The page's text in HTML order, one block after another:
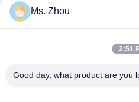
υποβάλλει τη μηχανή
σε φυγοκέντρωση
σε φυγοκέντρωση
Ms. Zhou
2:51
Good day, what product are you